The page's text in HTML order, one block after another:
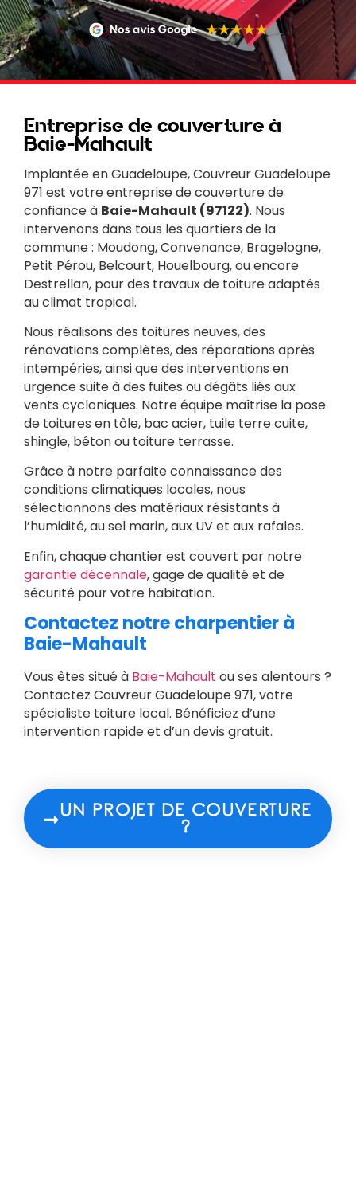
Entreprise de couverture à
Baie-Mahault
Implantée en Guadeloupe, Couvreur Guadeloupe
971 est votre entreprise de couverture de
confiance à Baie-Mahault (97122). Nous
intervenons dans tous les quartiers de la
commune : Moudong, Convenance, Bragelogne,
Petit Pérou, Belcourt, Houelbourg, ou encore
Destrellan, pour des travaux de toiture adaptés
au climat tropical.
Nous réalisons des toitures neuves, des
rénovations complètes, des réparations après
intempéries, ainsi que des interventions en
urgence suite à des fuites ou dégâts liés aux
vents cycloniques. Notre équipe maîtrise la pose
de toitures en tôle, bac acier, tuile terre cuite,
shingle, béton ou toiture terrasse.
Grâce à notre parfaite connaissance des
conditions climatiques locales, nous
sélectionnons des matériaux résistants à
l’humidité, au sel marin, aux UV et aux rafales.
Enfin, chaque chantier est couvert par notre
garantie décennale, gage de qualité et de
sécurité pour votre habitation.
Contactez notre charpentier à
Baie-Mahault
Vous êtes situé à Baie-Mahault ou ses alentours ?
Contactez Couvreur Guadeloupe 971, votre
spécialiste toiture local. Bénéficiez d’une
intervention rapide et d’un devis gratuit.
UN PROJET DE COUVERTURE
?